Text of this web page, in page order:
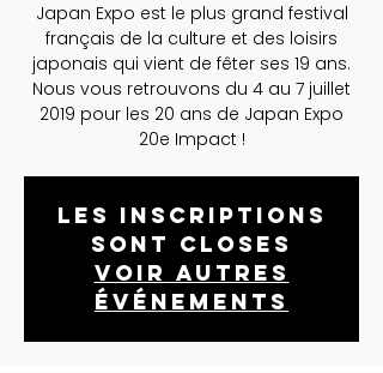
Japan Expo est le plus grand festival
français de la culture et des loisirs
japonais qui vient de fêter ses 19 ans.
Nous vous retrouvons du 4 au 7 juillet
2019 pour les 20 ans de Japan Expo
20e Impact !
Les inscriptions
sont closes
Voir autres
événements